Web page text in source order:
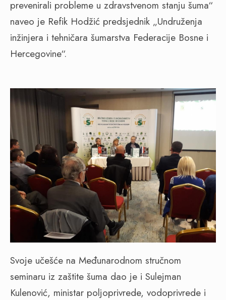
prevenirali probleme u zdravstvenom stanju šuma“
naveo je Refik Hodžić predsjednik „Undruženja
inžinjera i tehničara šumarstva Federacije Bosne i
Hercegovine“.
Svoje učešće na Međunarodnom stručnom
seminaru iz zaštite šuma dao je i Sulejman
Kulenović, ministar poljoprivrede, vodoprivrede i